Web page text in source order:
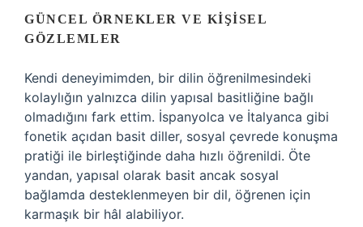
GÜNCEL ÖRNEKLER VE KIŞISEL
GÖZLEMLER
Kendi deneyimimden, bir dilin öğrenilmesindeki
kolaylığın yalnızca dilin yapısal basitliğine bağlı
olmadığını fark ettim. İspanyolca ve İtalyanca gibi
fonetik açıdan basit diller, sosyal çevrede konuşma
pratiği ile birleştiğinde daha hızlı öğrenildi. Öte
yandan, yapısal olarak basit ancak sosyal
bağlamda desteklenmeyen bir dil, öğrenen için
karmaşık bir hâl alabiliyor.